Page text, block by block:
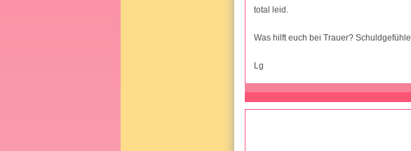
total leid.
Was hilft euch bei Trauer?
Lg